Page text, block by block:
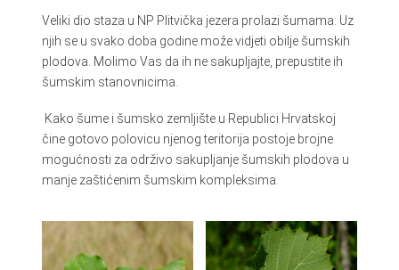
Veliki dio staza u NP Plitvička jezera prolazi šumama. Uz
njih se u svako doba godine može vidjeti obilje šumskih
plodova. Molimo Vas da ih ne sakupljajte, prepustite ih
šumskim stanovnicima.
Kako šume i šumsko zemljište u Republici Hrvatskoj
čine gotovo polovicu njenog teritorija postoje brojne
mogućnosti za održivo sakupljanje šumskih plodova u
manje zaštićenim šumskim kompleksima.